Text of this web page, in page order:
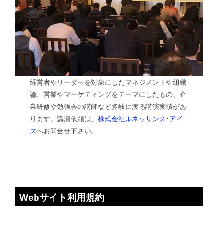
経営者やリーダーを対象にしたマネジメントや組織
論、営業やマーケティングをテーマにしたもの、企
業研修や勉強会の講師など多岐に渡る講演実績があ
ります。講演依頼は、株式会社ルネッサンス･アイ
ズへお問合せ下さい。
Webサイト利用規約